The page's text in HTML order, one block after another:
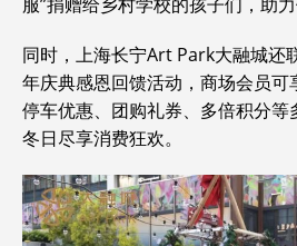
同时，上海长宁Art Park大融城还
年庆典感恩回馈活动，商场会员
停车优惠、团购礼券、多倍积分等
冬日尽享消费狂欢。